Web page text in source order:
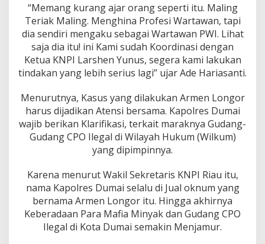
“Memang kurang ajar orang seperti itu. Maling
Teriak Maling. Menghina Profesi Wartawan, tapi
dia sendiri mengaku sebagai Wartawan PWI. Lihat
saja dia itu! ini Kami sudah Koordinasi dengan
Ketua KNPI Larshen Yunus, segera kami lakukan
tindakan yang lebih serius lagi” ujar Ade Hariasanti.
Menurutnya, Kasus yang dilakukan Armen Longor
harus dijadikan Atensi bersama. Kapolres Dumai
wajib berikan Klarifikasi, terkait maraknya Gudang-
Gudang CPO Ilegal di Wilayah Hukum (Wilkum)
yang dipimpinnya.
Karena menurut Wakil Sekretaris KNPI Riau itu,
nama Kapolres Dumai selalu di Jual oknum yang
bernama Armen Longor itu. Hingga akhirnya
Keberadaan Para Mafia Minyak dan Gudang CPO
Ilegal di Kota Dumai semakin Menjamur.